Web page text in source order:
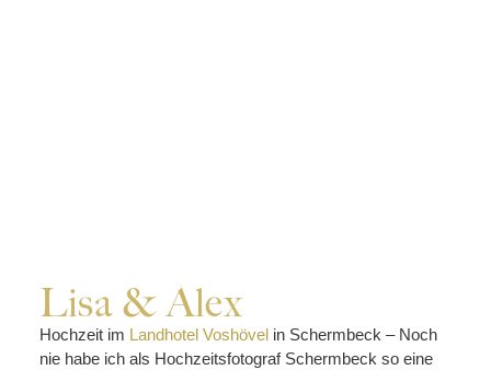
Lisa & Alex
Hochzeit im Landhotel Voshövelin Schermbeck – Noch
nie habe ich als Hochzeitsfotograf Schermbeck so eine